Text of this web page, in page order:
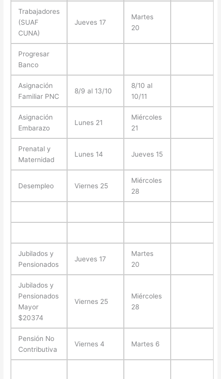
Trabajadores
(SUAF
CUNA)
Jueves 17
Martes
20
Progresar
Banco
Asignación
Familiar PNC
8/9 al 13/10
8/10 al
10/11
Asignación
Embarazo
Lunes 21
Miércoles
21
Prenatal y
Maternidad
Lunes 14 Jueves 15
Desempleo Viernes 25
Miércoles
28
Jubilados y
Pensionados
Jueves 17
Martes
20
Jubilados y
Pensionados
Mayor
$20374
Viernes 25
Miércoles
28
Pensión No
Contributiva
Viernes 4 Martes 6